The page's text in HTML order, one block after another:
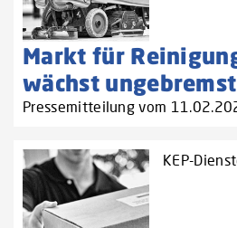
Markt für
wächst ungebremst
Pressemitteilung vom
KEP-